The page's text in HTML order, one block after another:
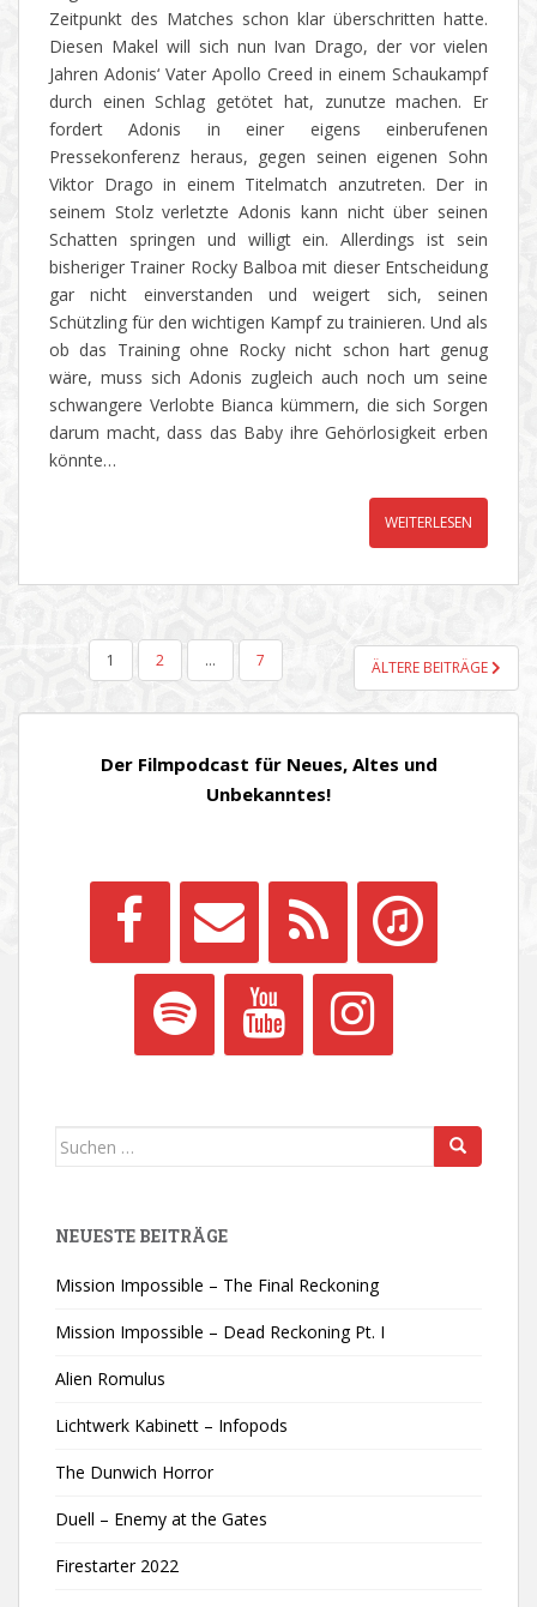
Zeitpunkt des Matches schon klar überschritten hatte.
Diesen Makel will sich nun Ivan Drago, der vor vielen
Jahren Adonis‘ Vater Apollo Creed in einem Schaukampf
durch einen Schlag getötet hat, zunutze machen. Er
fordert Adonis in einer eigens einberufenen
Pressekonferenz heraus, gegen seinen eigenen Sohn
Viktor Drago in einem Titelmatch anzutreten. Der in
seinem Stolz verletzte Adonis kann nicht über seinen
Schatten springen und willigt ein. Allerdings ist sein
bisheriger Trainer Rocky Balboa mit dieser Entscheidung
gar nicht einverstanden und weigert sich, seinen
Schützling für den wichtigen Kampf zu trainieren. Und als
ob das Training ohne Rocky nicht schon hart genug
wäre, muss sich Adonis zugleich auch noch um seine
schwangere Verlobte Bianca kümmern, die sich Sorgen
darum macht, dass das Baby ihre Gehörlosigkeit erben
könnte…
WEITERLESEN
SEITENNUMMERIERUNG
BEITRÄGE
1 2 … 7 ÄLTERE BEITRÄGE
Der Filmpodcast für Neues, Altes und
Unbekanntes!
Suchen
NEUESTE BEITRÄGE
Mission Impossible – The Final Reckoning
Mission Impossible – Dead Reckoning Pt. I
Alien Romulus
Lichtwerk Kabinett – Infopods
The Dunwich Horror
Duell – Enemy at the Gates
Firestarter 2022